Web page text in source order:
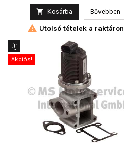
 Kosárba Bővebben
 Utolsó tételek a raktáron
Új
Akciós!